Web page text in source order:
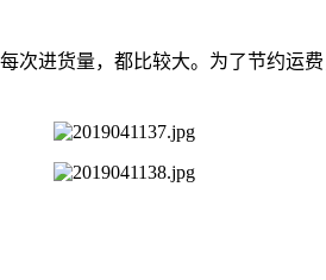
进货量，都比较大。为了节约运